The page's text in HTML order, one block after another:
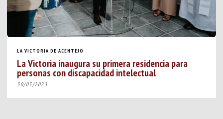
LA VICTORIA DE ACENTEJO
La Victoria inaugura su primera residencia para
personas con discapacidad intelectual
30/03/2023